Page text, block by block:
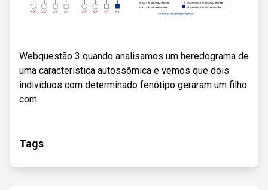
Webquestão 3 quando analisamos um heredograma de
uma característica autossômica e vemos que dois
indivíduos com determinado fenótipo geraram um filho
com.
Tags